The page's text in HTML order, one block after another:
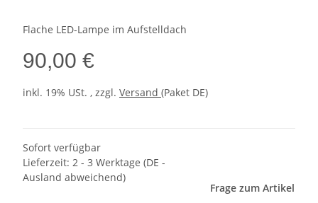
Flache LED-Lampe im Aufstelldach
90,00 €
inkl. 19% USt. , zzgl. Versand (Paket DE)
Sofort verfügbar
Lieferzeit: 2 - 3 Werktage (DE -
Ausland abweichend)
Frage zum Artikel